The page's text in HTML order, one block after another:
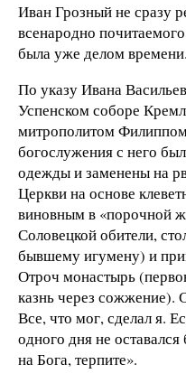
Иван Грозный не сразу
всенародно
была уже делом времени.
По указу Ивана
Успенском соборе
митрополитом
богослужения с него
одежды и заменены на
Церкви на основе
виновным в «порочной
Соловецкой обители,
бывшему игумену) и
Отроч монастырь
казнь через сожжение).
Все, что мог, сделал я.
одного дня не
на Бога, терпите».